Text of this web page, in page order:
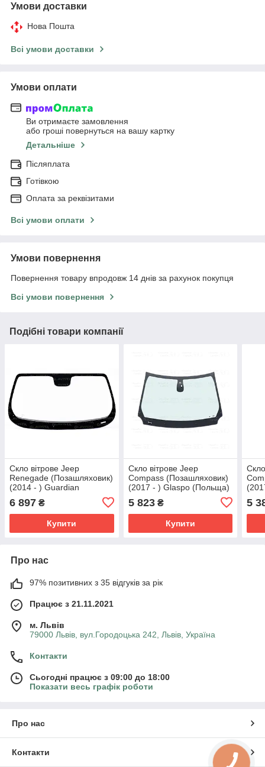
Умови доставки
Нова Пошта
Всі умови доставки
Умови оплати
Ви отримаєте замовлення
або гроші повернуться на вашу картку
Детальніше
Післяплата
Готівкою
Оплата за реквізитами
Всі умови оплати
Умови повернення
Повернення товару впродовж 14 днів за рахунок покупця
Всі умови повернення
Подібні товари компанії
Скло вітрове Jeep
Renegade (Позашляховик)
(2014 - ) Guardian
6 897 ₴
Купити
Скло вітрове Jeep
Compass (Позашляховик)
(2017 - ) Glaspo (Польща)
5 823₴
Купити
5
Про нас
97% позитивних з 35 відгуків за рік
Працює з 21.11.2021
м. Львів
79000 Львів, вул.Городоцька 242, Львів, Україна
Контакти
Сьогодні працює з 09:00 до 18:00
Показати весь графік роботи
Про нас
Контакти